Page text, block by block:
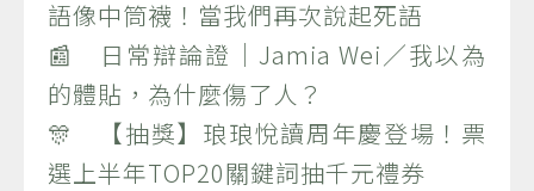
語像中筒襪！當我們再次說起死語
📰 日常辯論證｜Jamia Wei／我以為
的體貼，為什麼傷了人？
🎊 【抽獎】琅琅悅讀周年慶登場！票
選上半年TOP20關鍵詞抽千元禮券